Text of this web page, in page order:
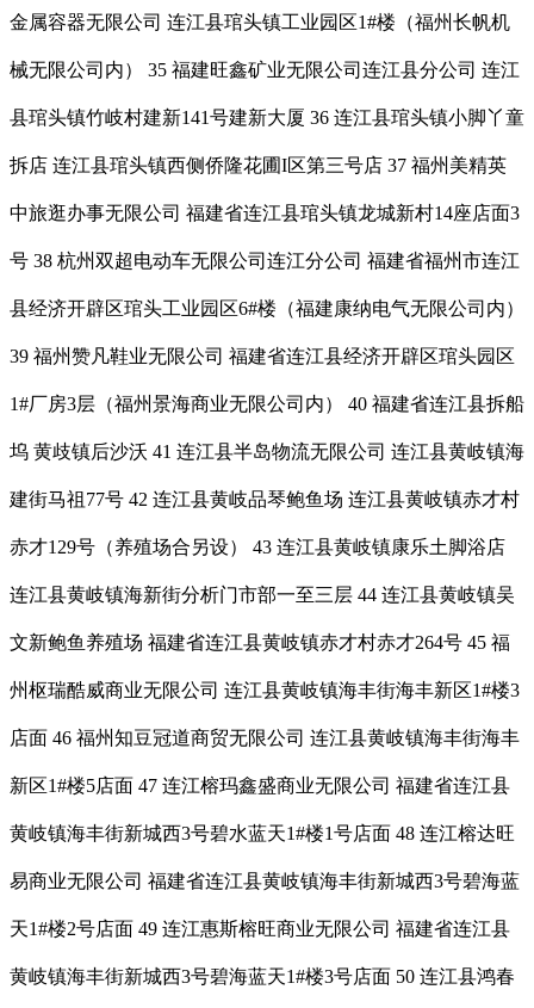
金属容器无限公司 连江县琯头镇工业园区1#楼（福州长帆机
械无限公司内） 35 福建旺鑫矿业无限公司连江县分公司 连江
县琯头镇竹岐村建新141号建新大厦 36 连江县琯头镇小脚丫童
拆店 连江县琯头镇西侧侨隆花圃I区第三号店 37 福州美精英
中旅逛办事无限公司 福建省连江县琯头镇龙城新村14座店面3
号 38 杭州双超电动车无限公司连江分公司 福建省福州市连江
县经济开辟区琯头工业园区6#楼（福建康纳电气无限公司内）
39 福州赞凡鞋业无限公司 福建省连江县经济开辟区琯头园区
1#厂房3层（福州景海商业无限公司内） 40 福建省连江县拆船
坞 黄歧镇后沙沃 41 连江县半岛物流无限公司 连江县黄岐镇海
建街马祖77号 42 连江县黄岐品琴鲍鱼场 连江县黄岐镇赤才村
赤才129号（养殖场合另设） 43 连江县黄岐镇康乐土脚浴店
连江县黄岐镇海新街分析门市部一至三层 44 连江县黄岐镇吴
文新鲍鱼养殖场 福建省连江县黄岐镇赤才村赤才264号 45 福
州枢瑞酷威商业无限公司 连江县黄岐镇海丰街海丰新区1#楼3
店面 46 福州知豆冠道商贸无限公司 连江县黄岐镇海丰街海丰
新区1#楼5店面 47 连江榕玛鑫盛商业无限公司 福建省连江县
黄岐镇海丰街新城西3号碧水蓝天1#楼1号店面 48 连江榕达旺
易商业无限公司 福建省连江县黄岐镇海丰街新城西3号碧海蓝
天1#楼2号店面 49 连江惠斯榕旺商业无限公司 福建省连江县
黄岐镇海丰街新城西3号碧海蓝天1#楼3号店面 50 连江县鸿春